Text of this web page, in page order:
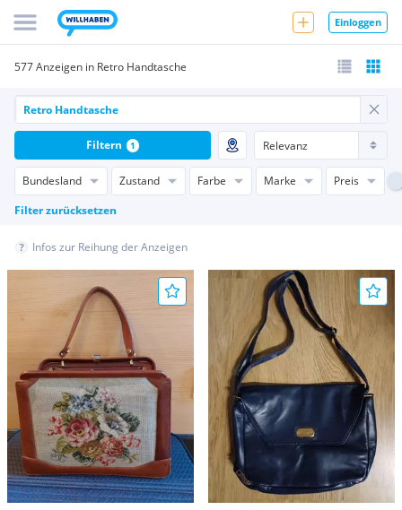
Einloggen
577 Anzeigen in Retro Handtasche
Bundesland Zustand Farbe Marke
Preis
Filter zurücksetzen
Filtern 1
Infos zur Reihung der Anzeigen